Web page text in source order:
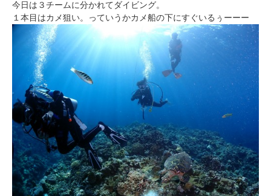
今日は３チームに分かれてダイビング。
１本目はカメ狙い。っていうかカメ船の下にすぐいるぅーーー